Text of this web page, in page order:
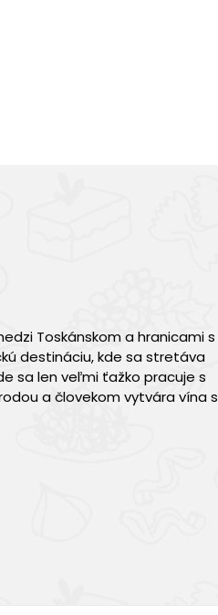
Toskánskom a hranicami s
destináciu, kde sa stretáva
sa len veľmi ťažko pracuje s
a človekom vytvára vína s